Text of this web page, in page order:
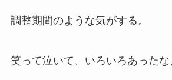
調整期間のような気がする。
笑って泣いて、いろいろあったな